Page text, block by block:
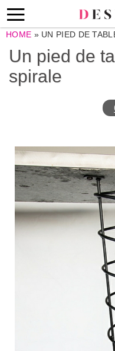
HOME » UN PIED DE
Un pied de
spirale